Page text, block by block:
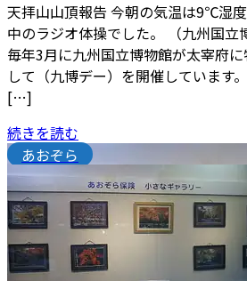
天拝山山頂報告 今朝の気温は9℃湿
中のラジオ体操でした。 （九州国立
毎年3月に九州国立博物館が太宰府
して（九博デー）を開催しています
[…]
続きを読む
あおぞら